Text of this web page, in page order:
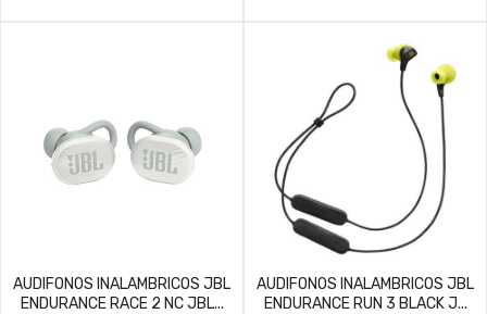
AUDIFONOS INALAMBRICOS JBL
ENDURANCE RACE 2 NC JBL...
AUDIFONOS INALAMBRICOS JBL
ENDURANCE RUN 3 BLACK J...